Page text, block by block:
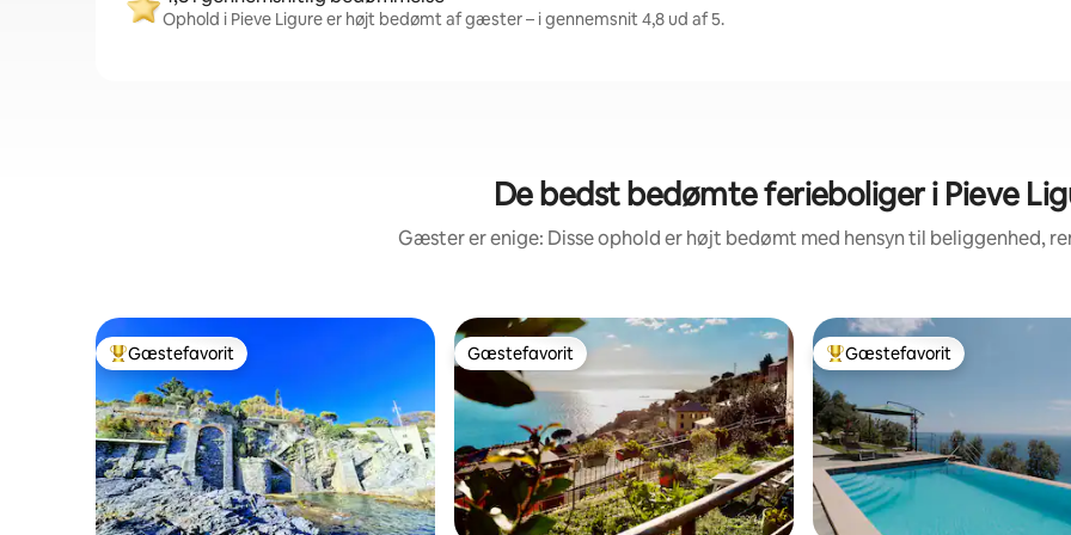
Ophold i Pieve Ligure er højt bedømt af gæster – i gennemsnit 4,8 ud af 5.
De bedst bedømte ferieboliger i Pieve
Gæster er enige: Disse ophold er højt bedømt med hensyn til beliggenhed,
Bedste gæstefavorit
Gæstefavorit Gæstefavorit
Gæstefavorit Bedste gæstefavorit
Gæstefavorit